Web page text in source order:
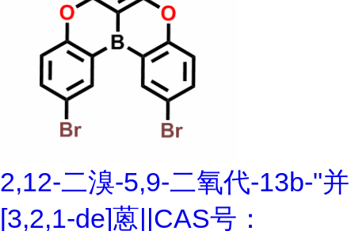
2,12-二溴-5,9-二氧代-13b-"并
[3,2,1-de]蒽||CAS号：